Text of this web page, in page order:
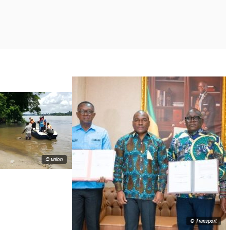
© Transport
© union